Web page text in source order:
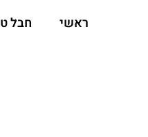
ראשי חבל